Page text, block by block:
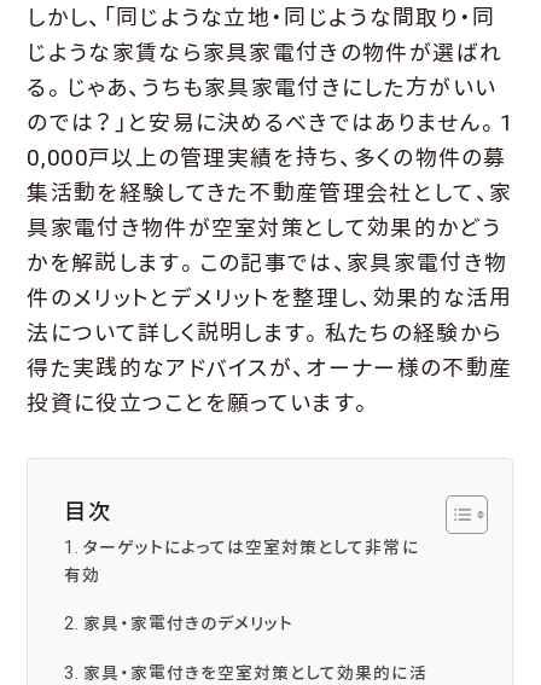
しかし、「同じような立地・同じような間取り・同
じような家賃なら家具家電付きの物件が選ばれ
る。じゃあ、うちも家具家電付きにした方がいい
のでは？」と安易に決めるべきではありません。1
0,000戸以上の管理実績を持ち、多くの物件の募
集活動を経験してきた不動産管理会社として、家
具家電付き物件が空室対策として効果的かどう
かを解説します。この記事では、家具家電付き物
件のメリットとデメリットを整理し、効果的な活用
法について詳しく説明します。私たちの経験から
得た実践的なアドバイスが、オーナー様の不動産
投資に役立つことを願っています。
目次
ターゲットによっては空室対策として非常に
有効
家具・家電付きのデメリット
家具・家電付きを空室対策として効果的に活